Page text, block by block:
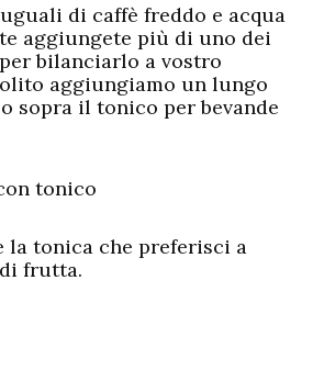
di caffè freddo e acqua
aggiungete più di uno dei
bilanciarlo a vostro
aggiungiamo un lungo
sopra il tonico per bevande
tonico
la tonica che preferisci a
frutta.